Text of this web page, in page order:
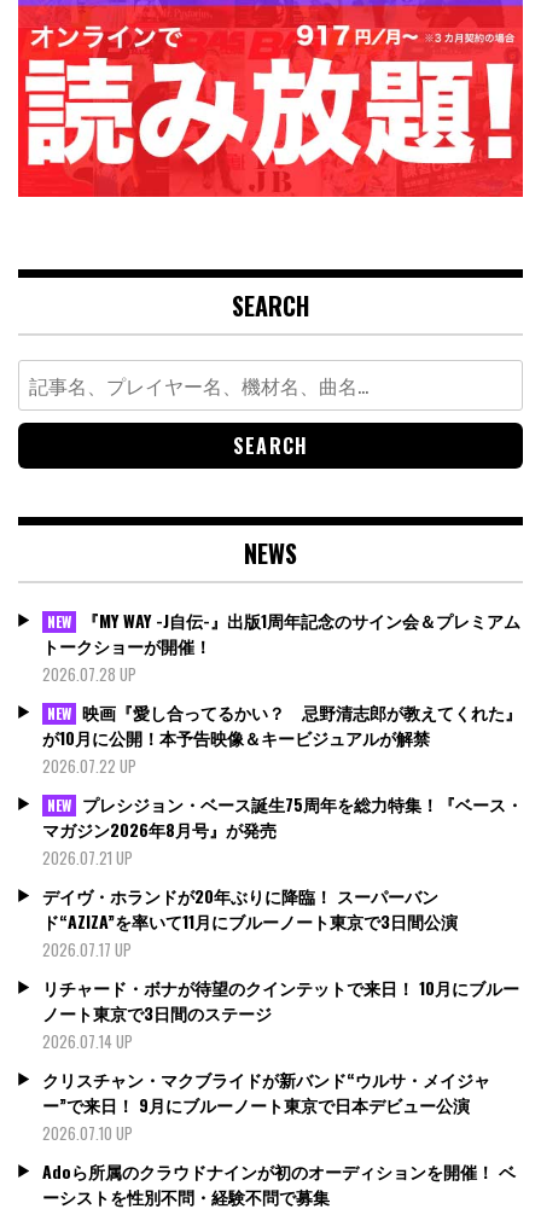
SEARCH
Search
for:
NEWS
NEW
『MY WAY -J自伝-』出版1周年記念のサイン会＆プレミアム
トークショーが開催！
2026.07.28 UP
NEW 映画『愛し合ってるかい？ 忌野清志郎が教えてくれた』
が10月に公開！本予告映像＆キービジュアルが解禁
2026.07.22 UP
NEW プレシジョン・ベース誕生75周年を総力特集！『ベース・
マガジン2026年8月号』が発売
2026.07.21 UP
デイヴ・ホランドが20年ぶりに降臨！ スーパーバン
ド“AZIZA”を率いて11月にブルーノート東京で3日間公演
2026.07.17 UP
リチャード・ボナが待望のクインテットで来日！ 10月にブルー
ノート東京で3日間のステージ
2026.07.14 UP
クリスチャン・マクブライドが新バンド“ウルサ・メイジャ
ー”で来日！ 9月にブルーノート東京で日本デビュー公演
2026.07.10 UP
Adoら所属のクラウドナインが初のオーディションを開催！ ベ
ーシストを性別不問・経験不問で募集